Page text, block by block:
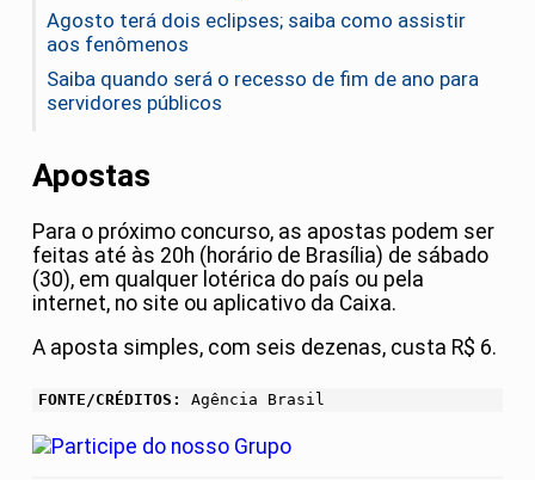
Agosto terá dois eclipses; saiba como assistir
aos fenômenos
Saiba quando será o recesso de fim de ano para
servidores públicos
Apostas
Para o próximo concurso, as apostas podem ser
feitas até às 20h (horário de Brasília) de sábado
(30), em qualquer lotérica do país ou pela
internet, no site ou aplicativo da Caixa.
A aposta simples, com seis dezenas, custa R$ 6.
FONTE/CRÉDITOS: Agência Brasil